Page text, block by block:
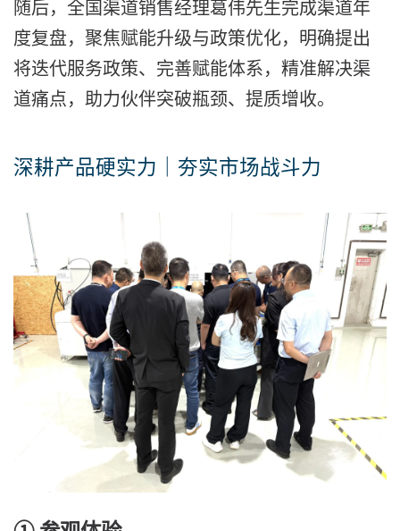
随后，全国渠道销售经理葛伟先生完成渠道年
度复盘，聚焦赋能升级与政策优化，明确提出
将迭代服务政策、完善赋能体系，精准解决渠
道痛点，助力伙伴突破瓶颈、提质增收。
深耕产品硬实力｜夯实市场战斗力